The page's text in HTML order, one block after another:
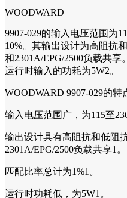
WOODWARD
9907-029的输入电压范围为
10%。其输出设计为高阻抗
和2301A/EPG/2500负载共享
运行时输入的功耗为5W2。
WOODWARD 9907-029的特
输入电压范围广，为115至
输出设计具有高阻抗和低阻
2301A/EPG/2500负载共享1。
匹配比率总计为1%1。
运行时功耗低，为5W1。